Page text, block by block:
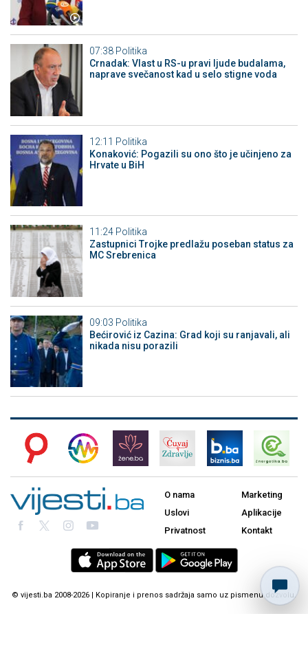
07:38 Politika
Crnadak: Vlast u RS-u pravi ljude budalama,
naprave svečanost kad u selo stigne voda
12:11 Politika
Konaković: Pogazili su ono što je učinjeno za
Hrvate u BiH
11:24 Politika
Zastupnici Trojke predlažu poseban status za
MC Srebrenica
09:03 Politika
Bećirović iz Cazina: Grad koji su ranjavali, ali
nikada nisu porazili
O nama
Uslovi
Privatnost
Marketing
Aplikacije
Kontakt
© vijesti.ba 2008-2026 | Kopiranje i prenos sadržaja samo uz pismenu dozvolu.